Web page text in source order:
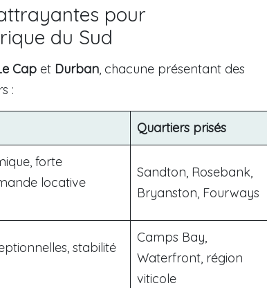
pour
du Sud
Cap et Durban, chacune présentant des
:
Quartiers prisés
forte
locative
Sandton, Rosebank,
Bryanston, Fourways
stabilité
Camps Bay,
Waterfront, région
viticole